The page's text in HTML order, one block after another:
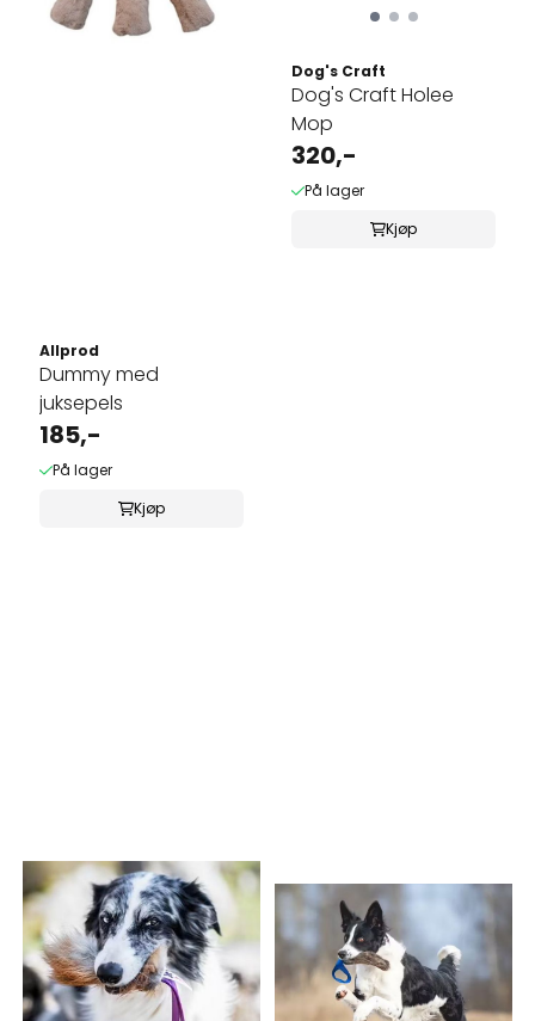
Allprod
Dummy med
juksepels
185,-
På lager
Kjøp
Dog's Craft
Dog's Craft Holee
Mop
320,-
På lager
Kjøp